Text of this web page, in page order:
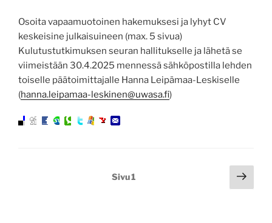
Osoita vapaamuotoinen hakemuksesi ja lyhyt CV
keskeisine julkaisuineen (max. 5 sivua)
Kulutustutkimuksen seuran hallitukselle ja lähetä se
viimeistään 30.4.2025 mennessä sähköpostilla lehden
toiselle päätoimittajalle Hanna Leipämaa-Leskiselle
(hanna.leipamaa-leskinen@uwasa.fi)
Sivu1
sivu